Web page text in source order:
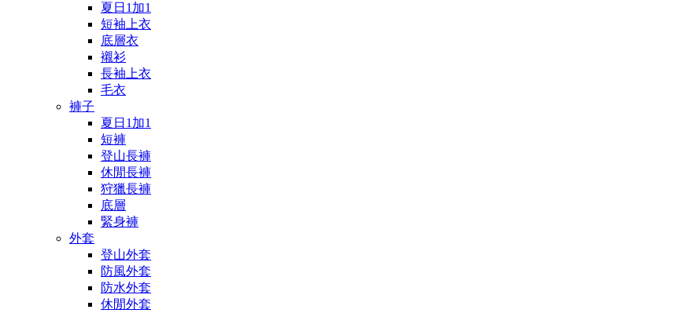
夏日1加1
短袖上衣
底層衣
襯衫
長袖上衣
毛衣
褲子
夏日1加1
短褲
登山長褲
休閒長褲
狩獵長褲
底層
緊身褲
外套
登山外套
防風外套
防水外套
休閒外套